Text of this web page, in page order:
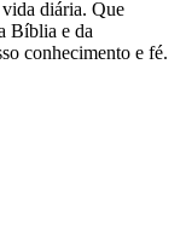
vida diária. Que
Bíblia e da
conhecimento e fé.